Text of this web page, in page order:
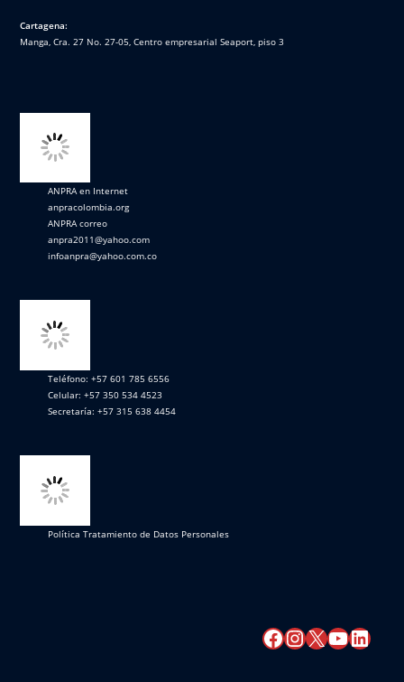
Cartagena:
Manga, Cra. 27 No. 27-05, Centro empresarial Seaport, piso 3
ANPRA en Internet
anpracolombia.org
ANPRA correo
anpra2011@yahoo.com
infoanpra@yahoo.com.co
Teléfono: +57 601 785 6556
Celular: +57 350 534 4523
Secretaría: +57 315 638 4454
Política Tratamiento de Datos Personales